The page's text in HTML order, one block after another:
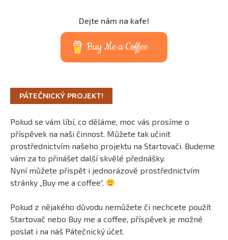
Dejte nám na kafe!
Buy Me a Coffee
PÁTEČNICKÝ PROJEKT!
Pokud se vám líbí, co děláme, moc vás prosíme o
příspěvek na naši činnost. Můžete tak učinit
prostřednictvím našeho projektu na Startovači. Budeme
vám za to přinášet další skvělé přednášky.
Nyní můžete přispět i jednorázově prostřednictvím
stránky „Buy me a coffee“.
Pokud z nějakého důvodu nemůžete či nechcete použít
Startovač nebo Buy me a coffee, příspěvek je možné
poslat i na náš Pátečnický účet.